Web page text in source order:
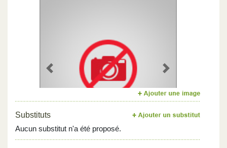
Previous Next
Substituts
Aucun substitut n'a été proposé.